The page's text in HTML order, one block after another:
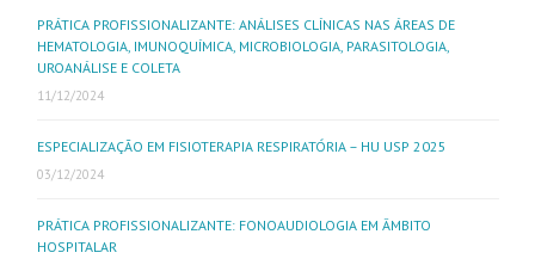
PRÁTICA PROFISSIONALIZANTE: ANÁLISES CLÍNICAS NAS ÁREAS DE
HEMATOLOGIA, IMUNOQUÍMICA, MICROBIOLOGIA, PARASITOLOGIA,
UROANÁLISE E COLETA
11/12/2024
ESPECIALIZAÇÃO EM FISIOTERAPIA RESPIRATÓRIA – HU USP 2025
03/12/2024
PRÁTICA PROFISSIONALIZANTE: FONOAUDIOLOGIA EM ÂMBITO
HOSPITALAR